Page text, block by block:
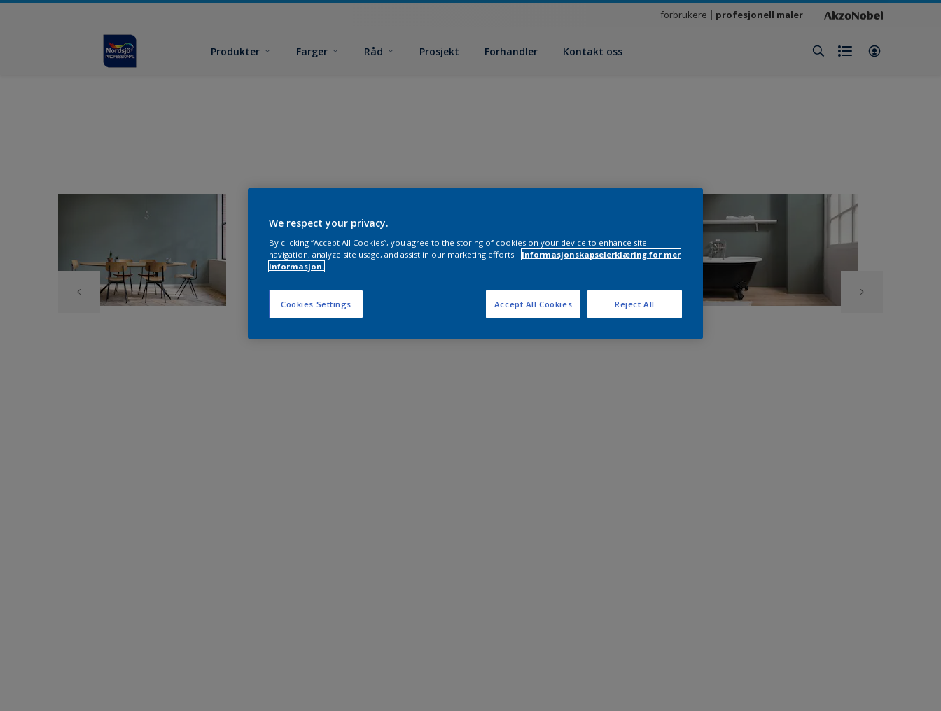
forbrukere profesjonell maler
Produkter Farger Råd Prosjekt Forhandler Kontakt oss
We respect your privacy.
By clicking “Accept All Cookies”, you agree to the storing of cookies on your device to enhance site
navigation, analyze site usage, and assist in our marketing efforts.
Informasjonskapselerklæring for mer
informasjon.
Cookies Settings Reject All
Accept All Cookies